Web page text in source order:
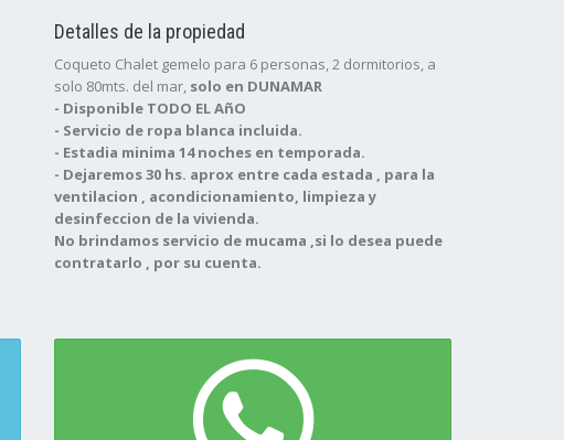
Detalles de la propiedad
Coqueto Chalet gemelo para 6 personas, 2 dormitorios, a
solo 80mts. del mar, solo en DUNAMAR
- Disponible TODO EL AñO
- Servicio de ropa blanca incluida.
- Estadia minima 14 noches en temporada.
- Dejaremos 30 hs. aprox entre cada estada , para la
ventilacion , acondicionamiento, limpieza y
desinfeccion de la vivienda.
No brindamos servicio de mucama ,si lo desea puede
contratarlo , por su cuenta.